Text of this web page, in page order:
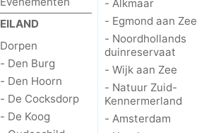
EILAND
Dorpen
- Den Burg
- Den Hoorn
- De Cocksdorp
- De Koog
- Alkmaar
- Egmond aan Zee
- Noordhollands
duinreservaat
- Wijk aan Zee
- Natuur Zuid-
Kennermerland
- Amsterdam